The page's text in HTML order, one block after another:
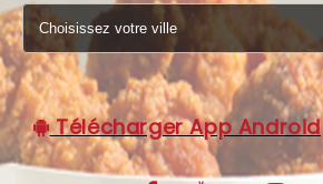
LA CARTE
VOTRE COMPTE
NOTRE RESTAURANT
VOS AVIS
Télécharger App Android